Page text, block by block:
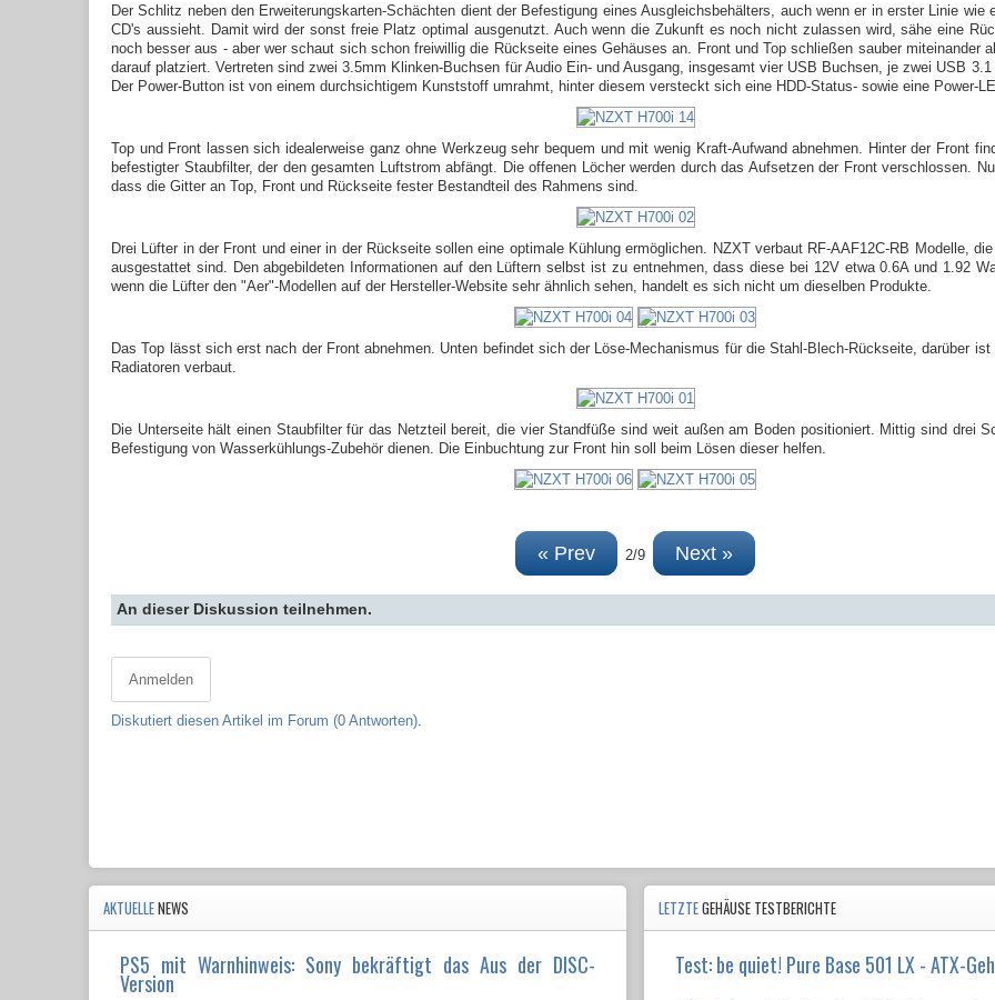
Der Schlitz neben den Erweiterungskarten-Schächten dient der Befestigung eines Ausgleichsbehälters, auch wenn er in erster Linie wie
CD's aussieht. Damit wird der sonst freie Platz optimal ausgenutzt. Auch wenn die Zukunft es noch nicht zulassen wird, sähe eine
noch besser aus - aber wer schaut sich schon freiwillig die Rückseite eines Gehäuses an. Front und Top schließen sauber miteinander
darauf platziert. Vertreten sind zwei 3.5mm Klinken-Buchsen für Audio Ein- und Ausgang, insgesamt vier USB Buchsen, je zwei USB 3.1
Der Power-Button ist von einem durchsichtigem Kunststoff umrahmt, hinter diesem versteckt sich eine HDD-Status- sowie eine Power-
Top und Front lassen sich idealerweise ganz ohne Werkzeug sehr bequem und mit wenig Kraft-Aufwand abnehmen. Hinter der Front
befestigter Staubfilter, der den gesamten Luftstrom abfängt. Die offenen Löcher werden durch das Aufsetzen der Front verschlossen.
dass die Gitter an Top, Front und Rückseite fester Bestandteil des Rahmens sind.
Drei Lüfter in der Front und einer in der Rückseite sollen eine optimale Kühlung ermöglichen. NZXT verbaut RF-AAF12C-RB Modelle,
ausgestattet sind. Den abgebildeten Informationen auf den Lüftern selbst ist zu entnehmen, dass diese bei 12V etwa 0.6A und 1.92
wenn die Lüfter den "Aer"-Modellen auf der Hersteller-Website sehr ähnlich sehen, handelt es sich nicht um dieselben Produkte.
Das Top lässt sich erst nach der Front abnehmen. Unten befindet sich der Löse-Mechanismus für die Stahl-Blech-Rückseite, darüber
Radiatoren verbaut.
Die Unterseite hält einen Staubfilter für das Netzteil bereit, die vier Standfüße sind weit außen am Boden positioniert. Mittig sind drei
Befestigung von Wasserkühlungs-Zubehör dienen. Die Einbuchtung zur Front hin soll beim Lösen dieser helfen.
« Prev 2/9 Next »
An dieser Diskussion teilnehmen.
Anmelden
Diskutiert diesen Artikel im Forum (0 Antworten).
AKTUELLENEWS
PS5 mit Warnhinweis: Sony bekräftigt das Aus der DISC-
Version
LETZTEGEHÄUSE TESTBERICHTE
Test: be quiet! Pure Base 501 LX - ATX-